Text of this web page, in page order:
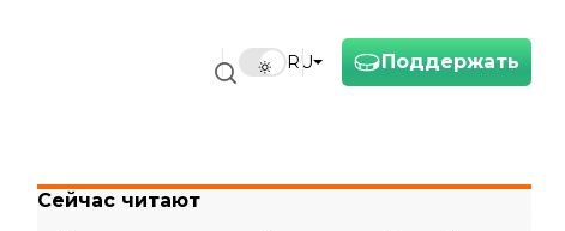
Поддержать
RU
Сейчас читают